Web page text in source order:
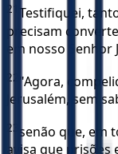
21
Testifiquei,
precisam
em nosso Senhor
22 "Agora,
Jerusalém, sem
23 senão que, em
avisa que